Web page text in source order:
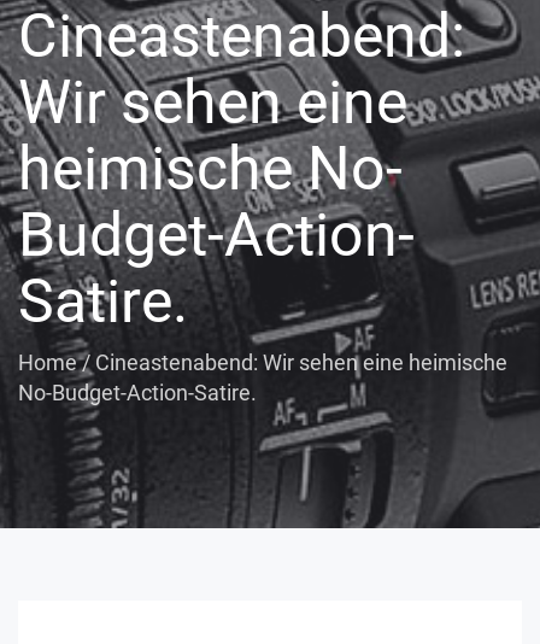
Cineastenabend:
Wir sehen eine
heimische No-
Budget-Action-
Satire.
Home/ Cineastenabend: Wir sehen eine heimische
No-Budget-Action-Satire.